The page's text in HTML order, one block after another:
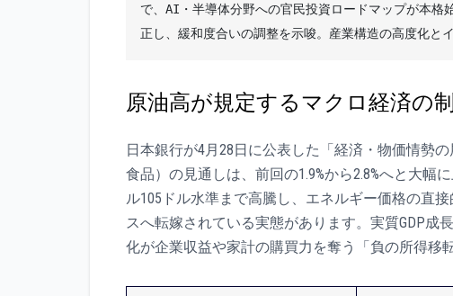
で、AI・半導体分野への官民投資ロードマップが本格
正し、緩和度合いの調整を示唆。産業構造の高度化と
原油高が規定するマクロ経済の
日本銀行が4月28日に公表した「経済・物価情勢
食品）の見通しは、前回の1.9%から2.8%へと大
ル105ドル水準まで高騰し、エネルギー価格の直
スへ転嫁されている実態があります。実質GDP成
化が企業収益や家計の購買力を奪う「負の所得移